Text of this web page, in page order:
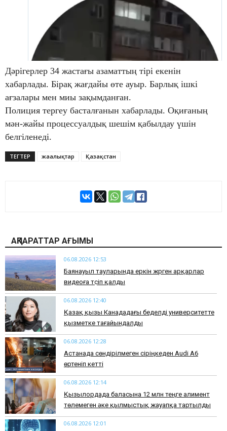
Дәрігерлер 34 жастағы азаматтың тірі екенін
хабарлады. Бірақ жағдайы өте ауыр. Барлық ішкі
ағзалары мен миы зақымданған.
Полиция тергеу басталғанын хабарлады. Оқиғаның
мән-жайы процессуалдық шешім қабылдау үшін
белгіленеді.
ТЕГТЕР жаңалықтар Қазақстан
АҚПАРАТТАР АҒЫМЫ
06.08.2026 12:53
Баянауыл тауларында еркін жүрген арқарлар
видеоға түсіп қалды
06.08.2026 12:40
Қазақ қызы Канададағы беделді университетте
қызметке тағайындалды
06.08.2026 12:28
Астанада сөндірілмеген сіріңкеден Audi A6
өртеніп кетті
06.08.2026 12:14
Қызылордада баласына 12 млн теңге алимент
төлемеген әке қылмыстық жауапқа тартылды
06.08.2026 12:01